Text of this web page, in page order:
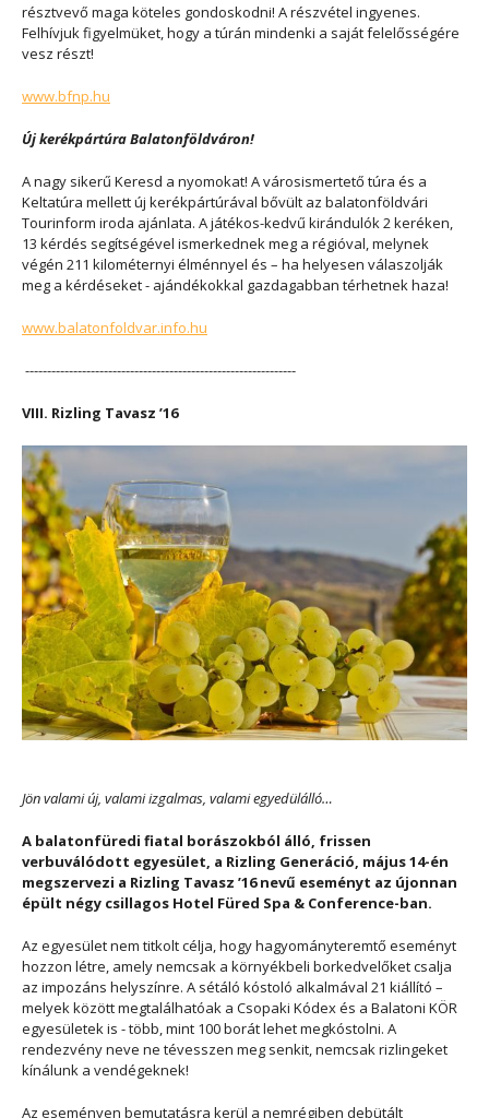
résztvevő maga köteles gondoskodni! A részvétel ingyenes.
Felhívjuk figyelmüket, hogy a túrán mindenki a saját felelősségére
vesz részt!
www.bfnp.hu
Új kerékpártúra Balatonföldváron!
A nagy sikerű Keresd a nyomokat! A városismertető túra és a
Keltatúra mellett új kerékpártúrával bővült az balatonföldvári
Tourinform iroda ajánlata. A játékos-kedvű kirándulók 2 keréken,
13 kérdés segítségével ismerkednek meg a régióval, melynek
végén 211 kilométernyi élménnyel és – ha helyesen válaszolják
meg a kérdéseket - ajándékokkal gazdagabban térhetnek haza!
www.balatonfoldvar.info.hu
--------------------------------------------------------------
VIII. Rizling Tavasz ’16
Jön valami új, valami izgalmas, valami egyedülálló…
A balatonfüredi fiatal borászokból álló, frissen
verbuválódott egyesület, a Rizling Generáció, május 14-én
megszervezi a Rizling Tavasz ’16 nevű eseményt az újonnan
épült négy csillagos Hotel Füred Spa & Conference-ban.
Az egyesület nem titkolt célja, hogy hagyományteremtő eseményt
hozzon létre, amely nemcsak a környékbeli borkedvelőket csalja
az impozáns helyszínre. A sétáló kóstoló alkalmával 21 kiállító –
melyek között megtalálhatóak a Csopaki Kódex és a Balatoni KÖR
egyesületek is - több, mint 100 borát lehet megkóstolni. A
rendezvény neve ne tévesszen meg senkit, nemcsak rizlingeket
kínálunk a vendégeknek!
Az eseményen bemutatásra kerül a nemrégiben debütált